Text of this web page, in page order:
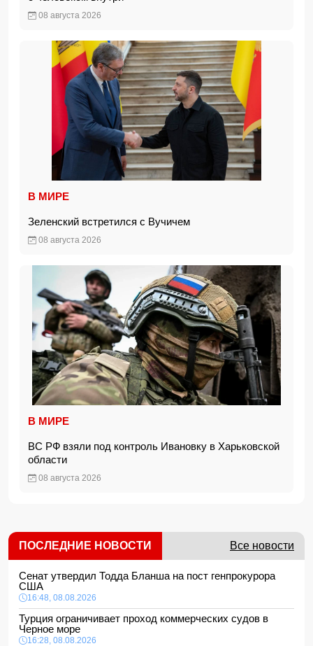
08 августа 2026
В МИРЕ
Зеленский встретился с Вучичем
08 августа 2026
В МИРЕ
ВС РФ взяли под контроль Ивановку в Харьковской
области
08 августа 2026
ПОСЛЕДНИЕ НОВОСТИ Все новости
Сенат утвердил Тодда Бланша на пост генпрокурора
США
16:48, 08.08.2026
Турция ограничивает проход коммерческих судов в
Черное море
16:28, 08.08.2026